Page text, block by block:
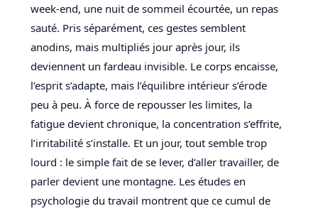
week-end, une nuit de sommeil écourtée, un repas
sauté. Pris séparément, ces gestes semblent
anodins, mais multipliés jour après jour, ils
deviennent un fardeau invisible. Le corps encaisse,
l’esprit s’adapte, mais l’équilibre intérieur s’érode
peu à peu. À force de repousser les limites, la
fatigue devient chronique, la concentration s’effrite,
l’irritabilité s’installe. Et un jour, tout semble trop
lourd : le simple fait de se lever, d’aller travailler, de
parler devient une montagne. Les études en
psychologie du travail montrent que ce cumul de